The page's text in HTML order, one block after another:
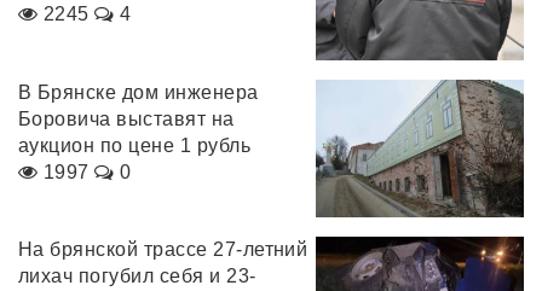
2245
4
В Брянске дом инженера
Боровича выставят на
аукцион по цене 1 рубль
1997
0
На брянской трассе 27-летний
лихач погубил себя и 23-